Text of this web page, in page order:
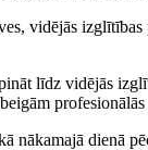
vidējās
līdz vidējās
nākamajā dienā